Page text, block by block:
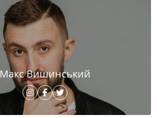
Макс Вишинський